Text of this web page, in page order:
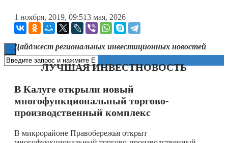
Книги
1 ноября, 2019, 09:513 мая, 2026
Дайджест региональных инвестиционных новостей
ЛУЧШАЯ ИНВЕСТНОВОСТЬ
В Калуге открыли новый
многофункциональный торгово-
производственный комплекс
В микрорайоне Правобережья открыт